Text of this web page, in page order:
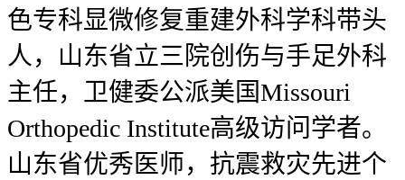
色专科显微修复重建外科学科带头
人，山东省立三院创伤与手足外科
主任，卫健委公派美国Missouri
Orthopedic Institute高级访问学者。
山东省优秀医师，抗震救灾先进个